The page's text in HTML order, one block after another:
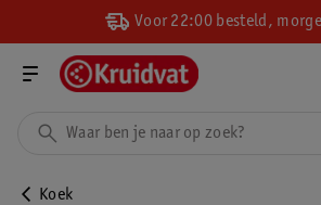
Voor 22:00 besteld,
Koek